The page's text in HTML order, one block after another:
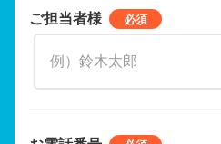
ご担当者様